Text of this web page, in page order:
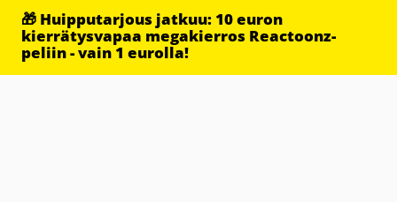
🎁 Huipputarjous jatkuu: 10 euron
kierrätysvapaa megakierros Reactoonz-
peliin - vain 1 eurolla!